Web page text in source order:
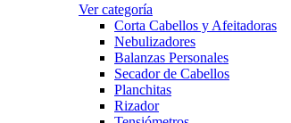
Ver categoría
Corta Cabellos y Afeitadoras
Nebulizadores
Balanzas Personales
Secador de Cabellos
Planchitas
Rizador